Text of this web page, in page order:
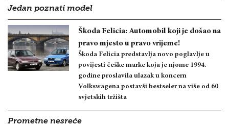
Jedan poznati model
Škoda Felicia: Automobil koji je došao na
pravo mjesto u pravo vrijeme!
Škoda Felicia predstavlja novo poglavlje u
povijesti češke marke koja je njome 1994.
godine proslavila ulazak u koncern
Volkswagena postavši bestseler na više od 60
svjetskih tržišta
Prometne nesreće